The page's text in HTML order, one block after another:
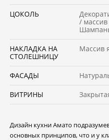
ЦОКОЛЬ
/ массив
НАКЛАДКА НА
СТОЛЕШНИЦУ
Массив
ФАСАДЫ
ВИТРИНЫ
Дизайн кухни Амато
основных принципов, что и у